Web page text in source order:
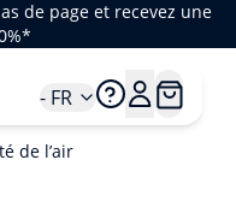
de page et recevez une
- FR
de l’air